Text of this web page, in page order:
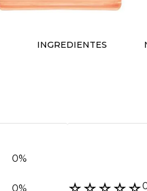
INGREDIENTES
0%
0%